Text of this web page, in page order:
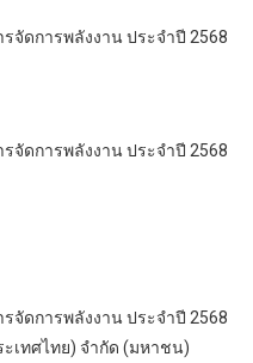
จัดการพลังงาน ประจำปี 2568
จัดการพลังงาน ประจำปี 2568
จัดการพลังงาน ประจำปี 2568
ะเทศไทย) จำกัด (มหาชน)